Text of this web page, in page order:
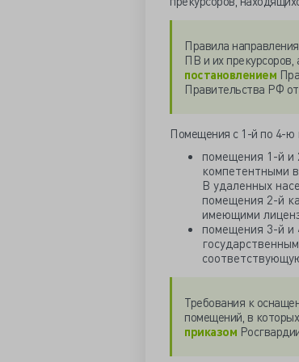
Правила
ПВ и их
постановлением
Правительства РФ
Помещения с 1-й по 4-ю
помещения 1-й и
компетентными
В удаленных
помещения 2-й
имеющими
помещения 3-й и
Требования к
помещений, в
приказом